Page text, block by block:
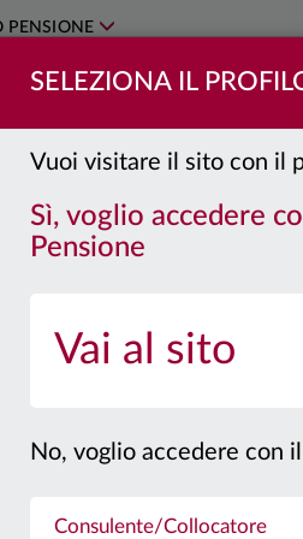
SELEZIONA IL
Vuoi visitare il sito con il
Sì, voglio accedere
Pensione
Vai al sito
No, voglio accedere con
Consulente/Collocatore
PENSIONE
Megatrend
Si prega di consultare il prospetto e il